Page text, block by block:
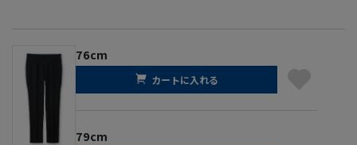
76cm
カートに入れる
79cm